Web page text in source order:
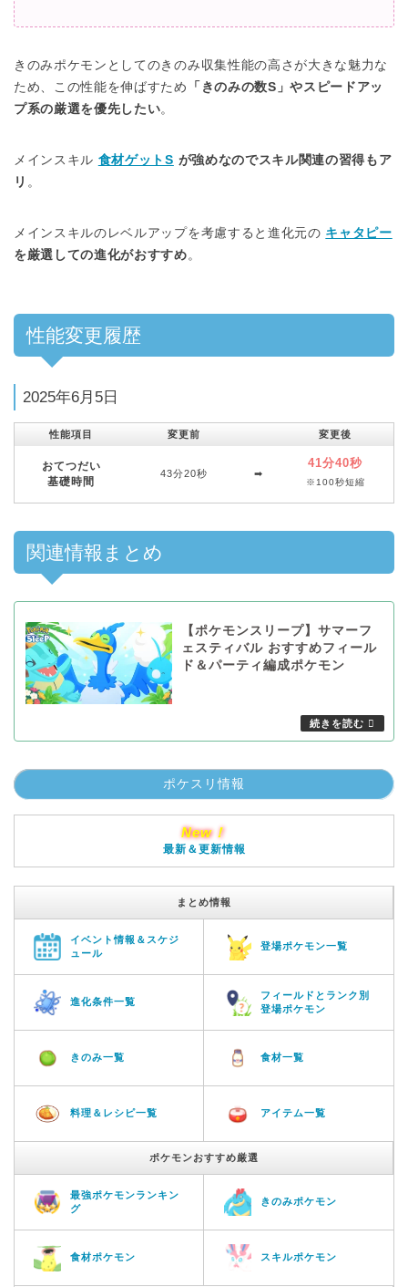
きのみポケモンとしてのきのみ収集性能の高さが大きな魅力な
ため、この性能を伸ばすため
「きのみの数S」やスピードアッ
プ系の厳選を優先したい。
メインスキル 食材ゲットS が強めなのでスキル関連の習得もア
リ 。
メインスキルのレベルアップを考慮すると進化元の キャタピー
を厳選しての進化がおすすめ。
性能変更履歴
2025年6月5日
性能項目 変更前 変更後
おてつだい
基礎時間
43分20秒 ➡︎
41分40秒
※100秒短縮
関連情報まとめ
【ポケモンスリープ】サマーフ
ェスティバル おすすめフィール
ド＆パーティ編成ポケモン
ポケスリ情報
New！
最新＆更新情報
まとめ情報
イベント情報＆スケジ
ュール
登場ポケモン一覧
進化条件一覧
フィールドとランク別
登場ポケモン
きのみ一覧 食材一覧
料理＆レシピ一覧 アイテム一覧
ポケモンおすすめ厳選
最強ポケモンランキン
グ
きのみポケモン
食材ポケモン スキルポケモン